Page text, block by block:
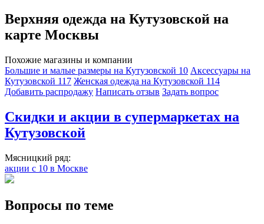
Верхняя одежда на Кутузовской на
карте Москвы
Похожие магазины и компании
Большие и малые размеры на Кутузовской 10 Аксессуары на
Кутузовской 117 Женская одежда на Кутузовской 114
Добавить раcпродажу Написать отзыв Задать вопрос
Скидки и акции в супермаркетах на
Кутузовской
Мясницкий ряд:
акции с 10 в Москве
Вопросы по теме